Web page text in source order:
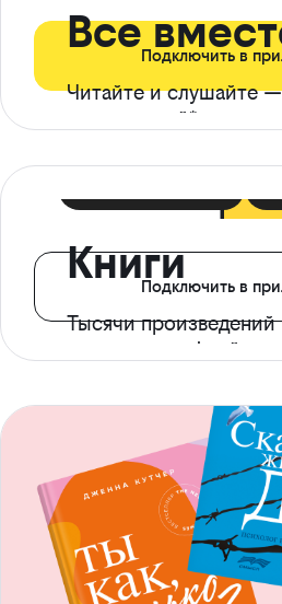
Все
Читайте и слушайте
ограничений*
Подключить в
Книги
Тысячи произведений
с доступом офлайн
Подключить в